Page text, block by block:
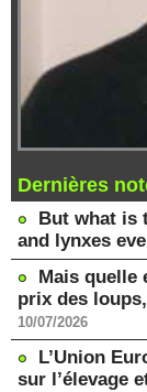
Dernières
But what is
and lynxes
Mais quelle
prix des
10/07/2026
L’Union
sur l’élevage